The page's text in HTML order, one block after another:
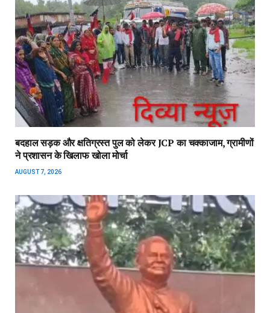
बदहाल सड़क और क्षतिग्रस्त पुल को लेकर JCP का चक्काजाम, ग्रामीणों
ने प्रशासन के खिलाफ खोला मोर्चा
AUGUST 7, 2026